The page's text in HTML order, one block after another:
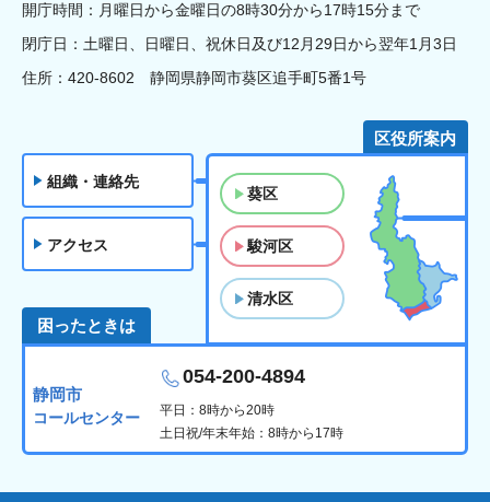
開庁時間：月曜日から金曜日の8時30分から17時15分まで
閉庁日：土曜日、日曜日、祝休日及び12月29日から翌年1月3日
住所：420-8602 静岡県静岡市葵区追手町5番1号
組織・連絡先
アクセス
区役所案内
葵区
駿河区
清水区
困ったときは
静岡市
コールセンター
054-200-4894
平日：8時から20時
土日祝/年末年始：8時から17時